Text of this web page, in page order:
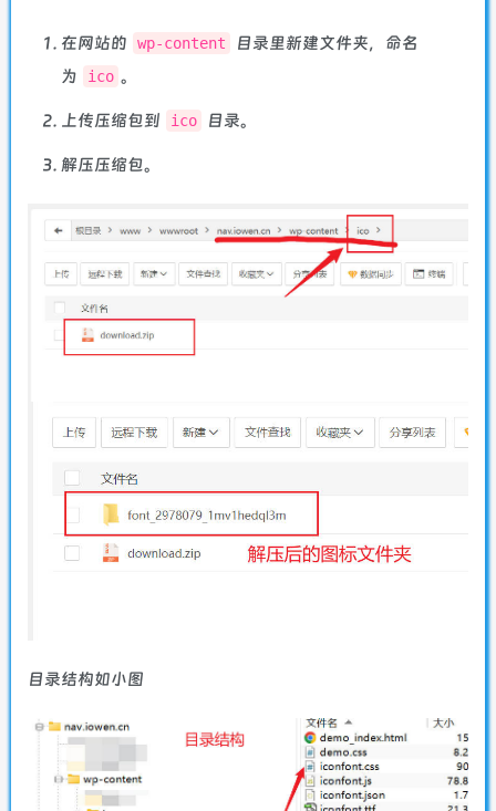
在网站的 wp-content
目录里新建文件夹，命名
为
ico 。
上传压缩包到 ico 目录。
解压压缩包。
目录结构如小图